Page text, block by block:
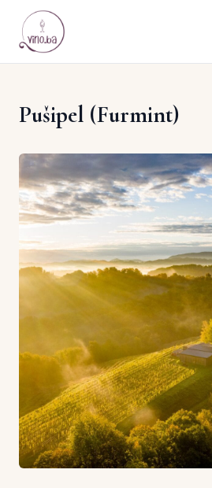
Pušipel (Furmint)